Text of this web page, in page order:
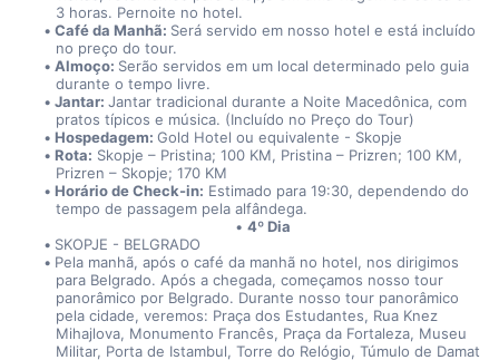
3 horas. Pernoite no hotel.
Café da Manhã: Será servido em nosso hotel e está incluído
no preço do tour.
Almoço: Serão servidos em um local determinado pelo guia
durante o tempo livre.
Jantar: Jantar tradicional durante a Noite Macedônica, com
pratos típicos e música. (Incluído no Preço do Tour)
Hospedagem: Gold Hotel ou equivalente - Skopje
Rota: Skopje – Pristina; 100 KM, Pristina – Prizren; 100 KM,
Prizren – Skopje; 170 KM
Horário de Check-in: Estimado para 19:30, dependendo do
tempo de passagem pela alfândega.
4º Dia
SKOPJE - BELGRADO
Pela manhã, após o café da manhã no hotel, nos dirigimos
para Belgrado. Após a chegada, começamos nosso tour
panorâmico por Belgrado. Durante nosso tour panorâmico
pela cidade, veremos: Praça dos Estudantes, Rua Knez
Mihajlova, Monumento Francês, Praça da Fortaleza, Museu
Militar, Porta de Istambul, Torre do Relógio, Túmulo de Damat